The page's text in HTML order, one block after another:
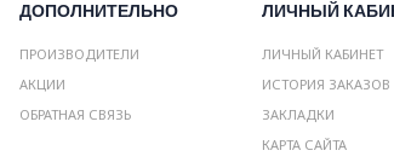
ДОПОЛНИТЕЛЬНО
ПРОИЗВОДИТЕЛИ
АКЦИИ
ОБРАТНАЯ СВЯЗЬ
ЛИЧНЫЙ
ЛИЧНЫЙ КАБИНЕТ
ИСТОРИЯ ЗАКАЗОВ
ЗАКЛАДКИ
КАРТА САЙТА